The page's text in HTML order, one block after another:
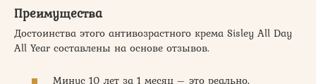
Преимущества
Достоинства этого антивозрастного крема Sisley All Day
All Year составлены на основе отзывов.
Минус 10 лет за 1 месяц – это реально,